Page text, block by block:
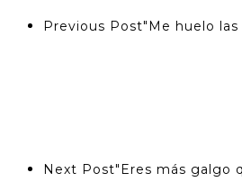
Previous Post"Me huelo las
Next Post"Eres más galgo